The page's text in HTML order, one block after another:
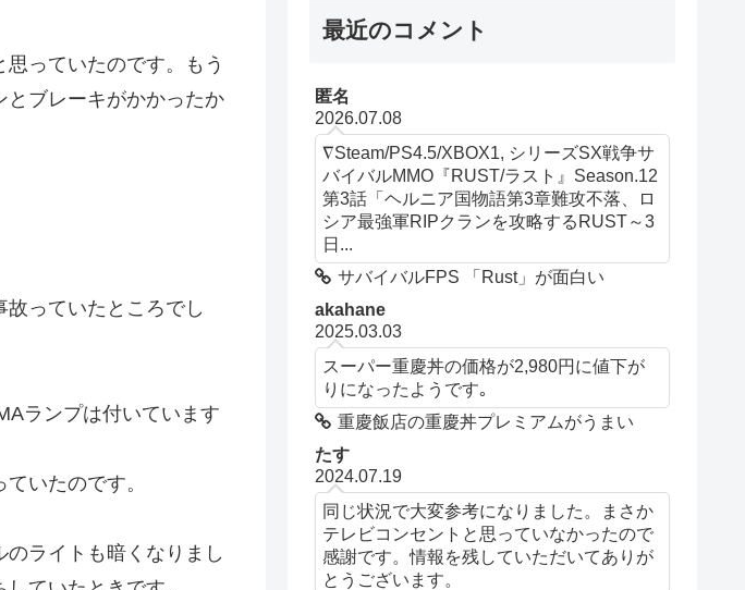
っていたのです。もう
とブレーキがかかったか
っていたところでし
ランプは付いています
いたのです。
ライトも暗くなりまし
最近のコメント
匿名
2026.07.08
∇Steam/PS4.5/XBOX1, シリーズSX戦争サ
バイバルMMO『RUST/ラスト』Season.12
第3話「ヘルニア国物語第3章難攻不落、ロ
シア最強軍RIPクランを攻略するRUST～3
日...
サバイバルFPS 「Rust」が面白い
akahane
2025.03.03
スーパー重慶丼の価格が2,980円に値下が
りになったようです｡
重慶飯店の重慶丼プレミアムがうまい
たす
2024.07.19
同じ状況で大変参考になりました。まさか
テレビコンセントと思っていなかったので
感謝です。情報を残していただいてありが
とうございます。